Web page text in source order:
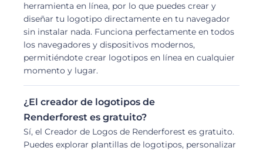
herramienta en línea, por lo que puedes crear y
diseñar tu logotipo directamente en tu navegador
sin instalar nada. Funciona perfectamente en todos
los navegadores y dispositivos modernos,
permitiéndote crear logotipos en línea en cualquier
momento y lugar.
¿El creador de logotipos de
Renderforest es gratuito?
Sí, el Creador de Logos de Renderforest es gratuito.
Puedes explorar plantillas de logotipos, personalizar